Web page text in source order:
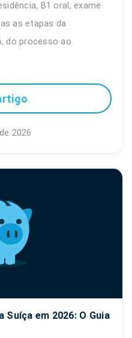
B1 oral, exame
as etapas da
do processo ao
2026
em 2026: O Guia